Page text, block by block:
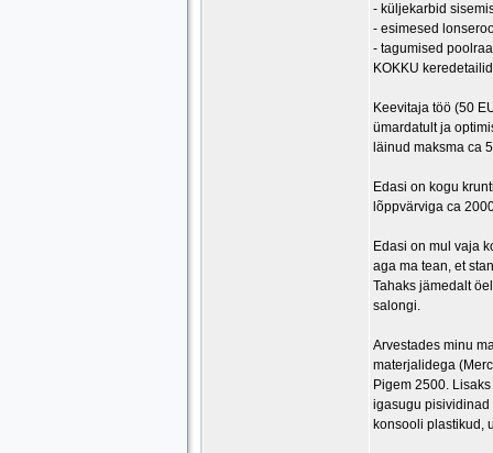
- küljekarbid
- esimesed
- tagumised
KOKKU
Keevitaja töö (50
ümardatult ja
läinud maksma ca
Edasi on kogu
lõppvärviga ca
Edasi on mul vaja
aga ma tean, et
Tahaks jämedalt
salongi.
Arvestades minu
materjalidega
Pigem 2500.
igasugu pisividinad
konsooli plastikud,